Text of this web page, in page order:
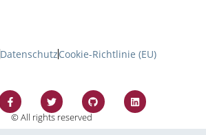
DatenschutzCookie-Richtlinie (EU)
© All rights reserved